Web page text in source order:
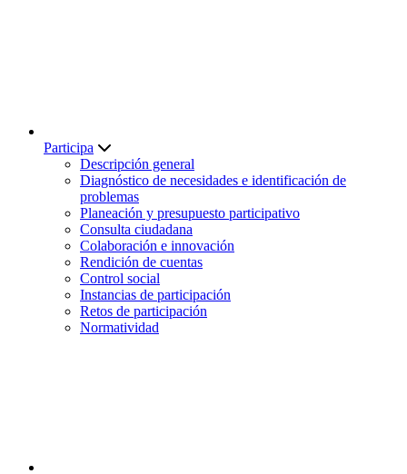
Participa
Descripción general
Diagnóstico de necesidades e identificación de
problemas
Planeación y presupuesto participativo
Consulta ciudadana
Colaboración e innovación
Rendición de cuentas
Control social
Instancias de participación
Retos de participación
Normatividad